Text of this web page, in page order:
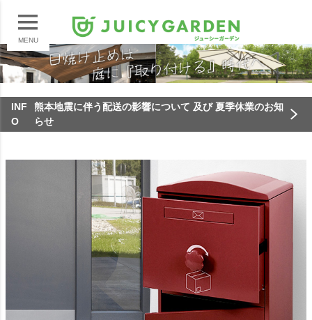
MENU
INF
O
熊本地震に伴う配送の影響について 及び 夏季休業のお知
らせ